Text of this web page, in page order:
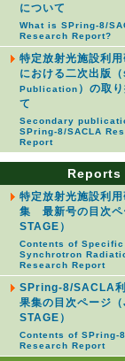
について
What is SPring-8/
Research Report?
特定放射光施設利
における二次出版（
Publication ）の取
て
Secondary
SPring-8/SACLA
Report
Reports
特定放射光施設利
集 最新号の目次ペ
STAGE）
Contents of Specific
Synchrotron
Research Report
SPring-8/SACLA
果集の目次ページ
STAGE）
Contents of SPring-
Research Report